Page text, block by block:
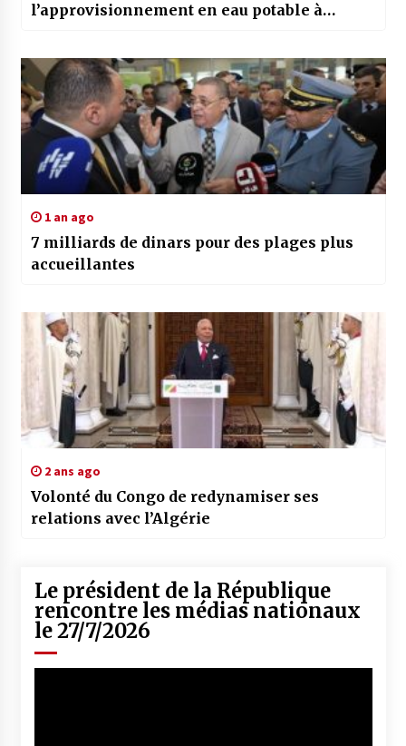
l’approvisionnement en eau potable à
1 an ago
7 milliards de dinars pour des plages plus
accueillantes
2 ans ago
Volonté du Congo de redynamiser ses
relations avec l’Algérie
Le président de la République
rencontre les médias nationaux
le 27/7/2026